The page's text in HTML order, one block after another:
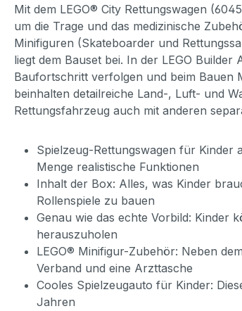
Mit dem LEGO® City Rettungswagen
um die Trage und das medizinische
Minifiguren (Skateboarder und
liegt dem Bauset bei. In der LEGO
Baufortschritt verfolgen und beim Bauen
beinhalten detailreiche Land-, Luft- und
Rettungsfahrzeug auch mit anderen
Spielzeug-Rettungswagen für Kinder
Menge realistische Funktionen
Inhalt der Box: Alles, was Kinder
Rollenspiele zu bauen
Genau wie das echte Vorbild: Kinder
herauszuholen
LEGO® Minifigur-Zubehör: Neben
Verband und eine Arzttasche
Cooles Spielzeugauto für Kinder:
Jahren